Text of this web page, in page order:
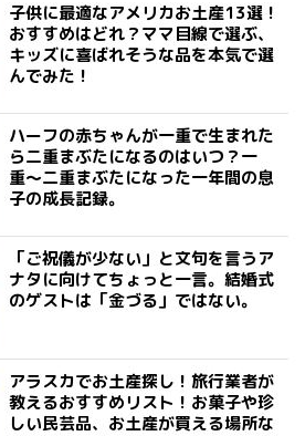
子供に最適なアメリカお土産13選！
おすすめはどれ？ママ目線で選ぶ、
キッズに喜ばれそうな品を本気で選
んでみた！
ハーフの赤ちゃんが一重で生まれた
ら二重まぶたになるのはいつ？一
重〜二重まぶたになった一年間の息
子の成長記録。
「ご祝儀が少ない」と文句を言うア
ナタに向けてちょっと一言。結婚式
のゲストは「金づる」ではない。
アラスカでお土産探し！旅行業者が
教えるおすすめリスト！お菓子や珍
しい民芸品、お土産が買える場所な